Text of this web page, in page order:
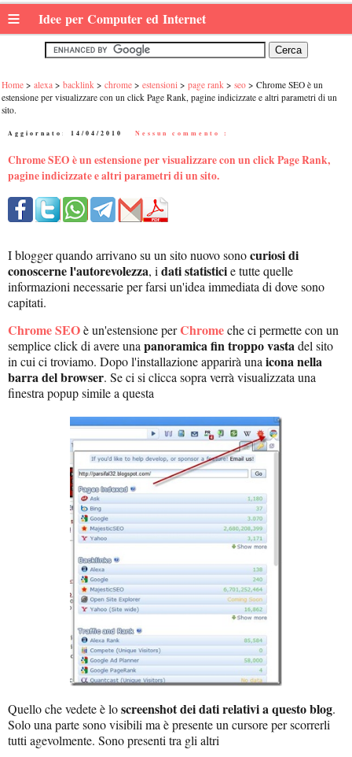
≡ Idee per Computer ed Internet
Home alexa backlink chrome estensioni page rank seo
Chrome SEO è un
estensione per visualizzare con un click Page Rank, pagine indicizzate e altri parametri di un
sito.
Aggiornato: 14/04/2010 Nessun commento :
Chrome SEO è un estensione per visualizzare con un click Page Rank,
pagine indicizzate e altri parametri di un sito.
I blogger quando arrivano su un sito nuovo sonocuriosi di
conoscerne l'autorevolezza, idati statisticie tutte quelle
informazioni necessarie per farsi un'idea immediata di dove sono
capitati.
Chrome SEOè un'estensione perChromeche ci permette con un
semplice click di avere una panoramica fin troppo vastadel sito
in cui ci troviamo. Dopo l'installazione apparirà una icona nella
barra del browser. Se ci si clicca sopra verrà visualizzata una
finestra popup simile a questa
Quello che vedete è loscreenshot dei dati relativi a questo blog.
Solo una parte sono visibili ma è presente un cursore per scorrerli
tutti agevolmente. Sono presenti tra gli altri